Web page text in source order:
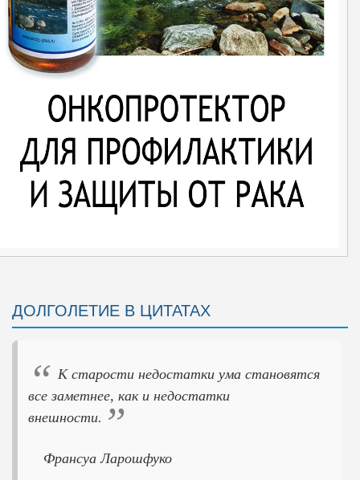
ДОЛГОЛЕТИЕ В ЦИТАТАХ
“ К старости недостатки ума становятся
все заметнее, как и недостатки
внешности. ”
Франсуа Ларошфуко